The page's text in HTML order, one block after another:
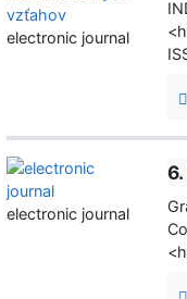
electronic journal
6.
electronic journal